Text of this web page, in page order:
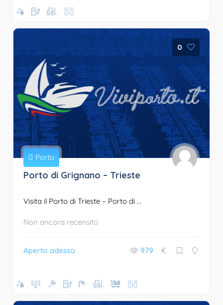
0
Porto
Porto di Grignano – Trieste
Visita il Porto di Trieste – Porto di ...
Non ancora recensito
Aperto adesso 979 €